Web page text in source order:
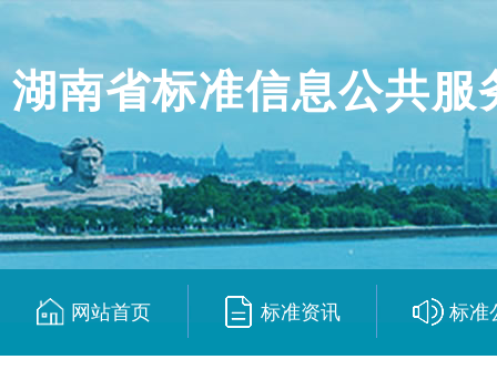
湖南省标准信息公共服
网站首页 标准资讯 标准